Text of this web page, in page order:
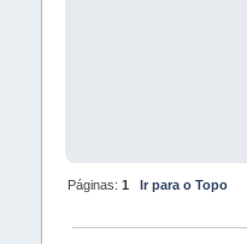
Páginas: 1
Ir para o Topo